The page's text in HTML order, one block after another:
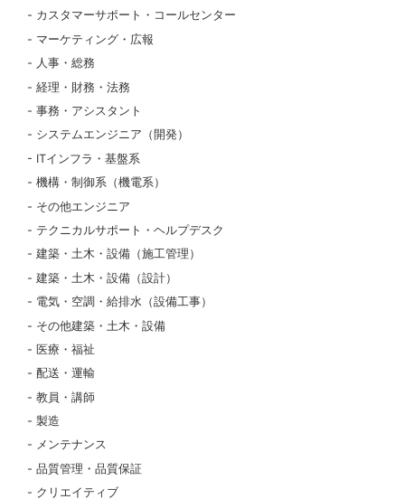
カスタマーサポート・コールセンター
マーケティング・広報
人事・総務
経理・財務・法務
事務・アシスタント
システムエンジニア（開発）
ITインフラ・基盤系
機構・制御系（機電系）
その他エンジニア
テクニカルサポート・ヘルプデスク
建築・土木・設備（施工管理）
建築・土木・設備（設計）
電気・空調・給排水（設備工事）
その他建築・土木・設備
医療・福祉
配送・運輸
教員・講師
製造
メンテナンス
品質管理・品質保証
クリエイティブ